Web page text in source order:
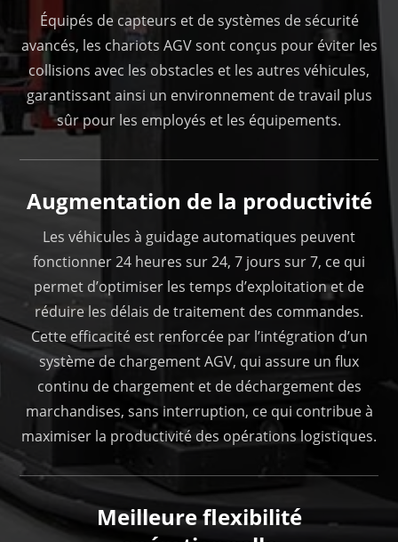
Équipés de capteurs et de systèmes de sécurité
avancés, les chariots AGV sont conçus pour éviter les
collisions avec les obstacles et les autres véhicules,
garantissant ainsi un environnement de travail plus
sûr pour les employés et les équipements.
Augmentation de la productivité
Les véhicules à guidage automatiques peuvent
fonctionner 24 heures sur 24, 7 jours sur 7, ce qui
permet d’optimiser les temps d’exploitation et de
réduire les délais de traitement des commandes.
Cette efficacité est renforcée par l’intégration d’un
système de chargement AGV, qui assure un flux
continu de chargement et de déchargement des
marchandises, sans interruption, ce qui contribue à
maximiser la productivité des opérations logistiques.
Meilleure flexibilité